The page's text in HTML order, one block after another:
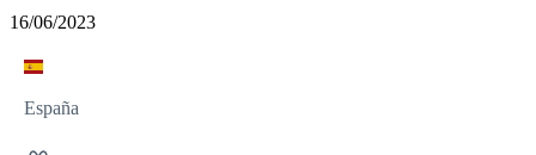
16/06/2023
España